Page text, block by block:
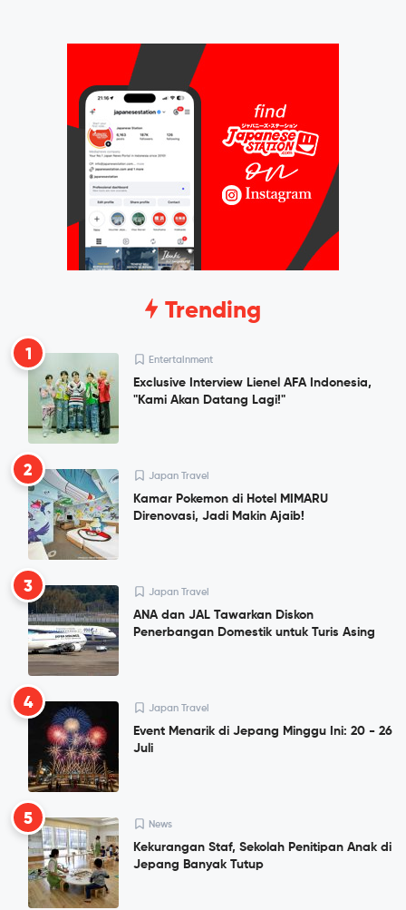
Trending
1 Entertainment
Exclusive Interview Lienel AFA Indonesia,
"Kami Akan Datang Lagi!"
2 Japan Travel
Kamar Pokemon di Hotel MIMARU
Direnovasi, Jadi Makin Ajaib!
3 Japan Travel
ANA dan JAL Tawarkan Diskon
Penerbangan Domestik untuk Turis Asing
4 Japan Travel
Event Menarik di Jepang Minggu Ini: 20 - 26
Juli
5 News
Kekurangan Staf, Sekolah Penitipan Anak di
Jepang Banyak Tutup